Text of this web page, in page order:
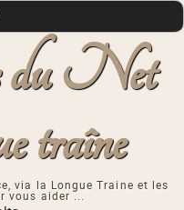
du Net
traîne
via la Longue Traine et les
vous aider ...